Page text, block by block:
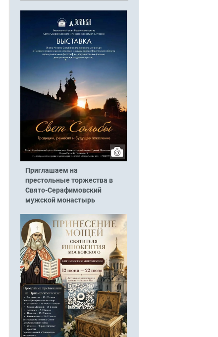
Приглашаем на
престольные торжества в
Свято-Серафимовский
мужской монастырь